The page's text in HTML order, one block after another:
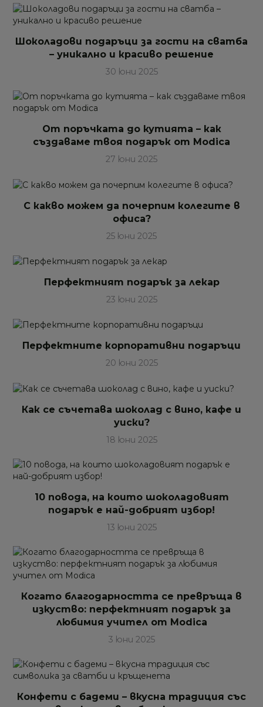
Шоколадови подаръци за гости на сватба
– уникално и красиво решение
30 юни 2025
От поръчката до кутията – как
създаваме твоя подарък от Modica
27 юни 2025
С какво можем да почерпим колегите в
офиса?
25 юни 2025
Перфектният подарък за лекар
23 юни 2025
Перфектните корпоративни подаръци
20 юни 2025
Как се съчетава шоколад с вино, кафе и
уиски?
18 юни 2025
10 повода, на които шоколадовият
подарък е най-добрият избор!
13 юни 2025
Когато благодарността се превръща в
изкуство: перфектният подарък за
любимия учител от Modica
3 юни 2025
Конфети с бадеми – вкусна традиция със